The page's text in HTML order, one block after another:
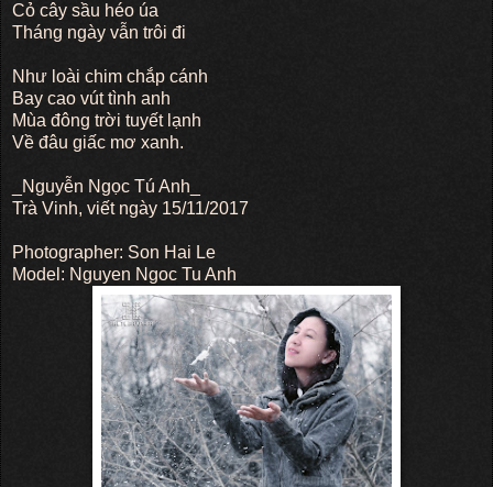
Cỏ cây sầu héo úa
Tháng ngày vẫn trôi đi
Như loài chim chắp cánh
Bay cao vút tình anh
Mùa đông trời tuyết lạnh
Về đâu giấc mơ xanh.
_Nguyễn Ngọc Tú Anh_
Trà Vinh, viết ngày 15/11/2017
Photographer: Son Hai Le
Model: Nguyen Ngoc Tu Anh